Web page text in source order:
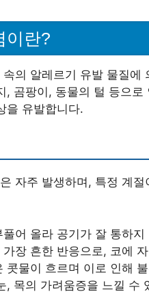
이란?
의 알레르기 유발 물질
, 곰팡이, 동물의 털 등으
을 유발합니다.
자주 발생하며, 특정 계
풀어 올라 공기가 잘 통하지
가장 흔한 반응으로, 코에
콧물이 흐르며 이로 인해
, 목의 가려움증을 느낄 수